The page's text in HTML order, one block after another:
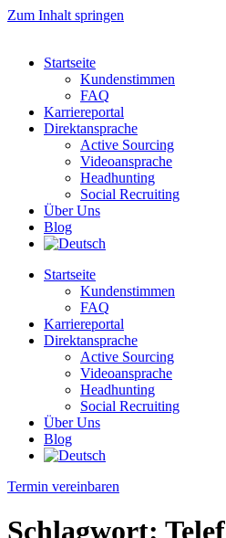
Zum Inhalt springen
Startseite
Kundenstimmen
FAQ
Karriereportal
Direktansprache
Active Sourcing
Videoansprache
Headhunting
Social Recruiting
Über Uns
Blog
Startseite
Kundenstimmen
FAQ
Karriereportal
Direktansprache
Active Sourcing
Videoansprache
Headhunting
Social Recruiting
Über Uns
Blog
Termin vereinbaren
Schlagwort: